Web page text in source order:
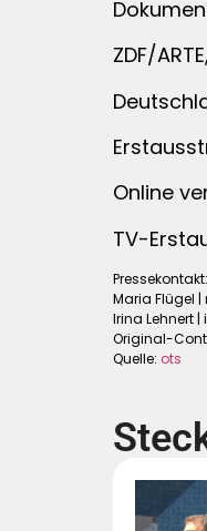
ZDF/
Online
TV-
Pressekontakt:
Maria Flügel |
Irina Lehnert |
Original-
Quelle: ots